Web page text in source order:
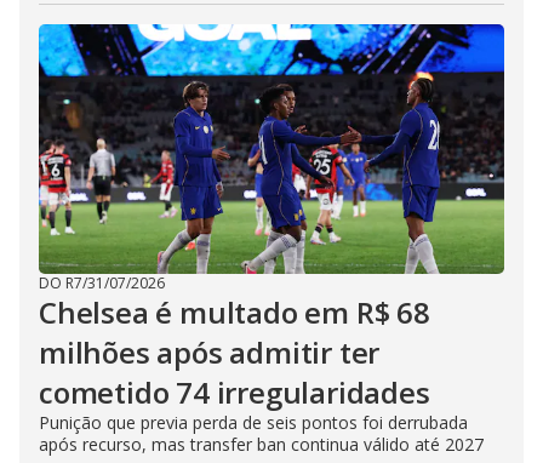
DO R7/31/07/2026
Chelsea é multado em R$ 68
milhões após admitir ter
cometido 74 irregularidades
Punição que previa perda de seis pontos foi derrubada
após recurso, mas transfer ban continua válido até 2027